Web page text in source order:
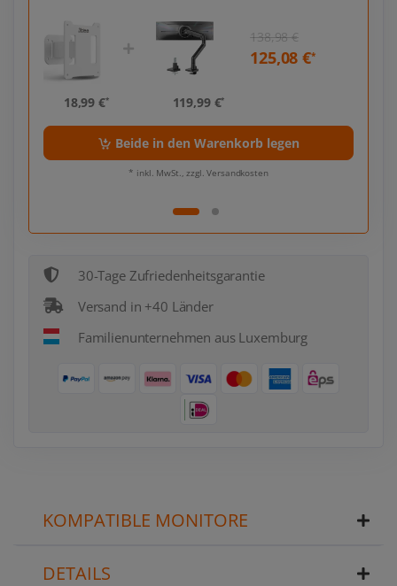
138,98 €
125,08 €*
18,99 €* 119,99 €*
Beide in den Warenkorb legen
* inkl. MwSt., zzgl. Versandkosten
30-Tage Zufriedenheitsgarantie
Versand in +40 Länder
Familienunternehmen aus Luxemburg
KOMPATIBLE MONITORE
DETAILS